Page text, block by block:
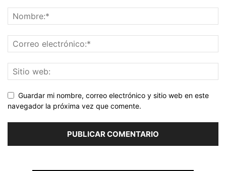
Guardar mi nombre, correo electrónico y sitio web en este
navegador la próxima vez que comente.